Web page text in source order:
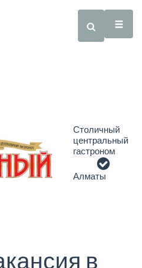
Столичный
центральный
гастроном
Алматы
в